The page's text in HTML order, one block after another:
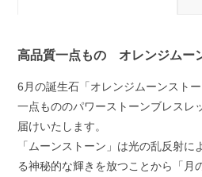
高品質一点もの オレンジムー
6月の誕生石「オレンジムーンスト
一点もののパワーストーンブレスレ
届けいたします。
「ムーンストーン」は光の乱反射
る神秘的な輝きを放つことから「月